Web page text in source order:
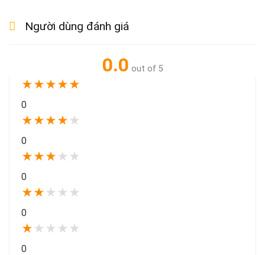
Người dùng đánh giá
0.0 out of 5
★★★★★
0
★★★★ ★
0
★★★ ★ ★
0
★★ ★ ★ ★
0
★ ★ ★ ★ ★
0